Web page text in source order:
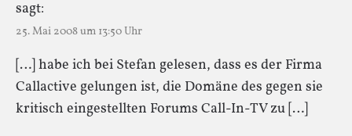
sagt:
25. Mai 2008 um 13:50 Uhr
[…] habe ich bei Stefan gelesen, dass es der Firma
Callactive gelungen ist, die Domäne des gegen sie
kritisch eingestellten Forums Call-In-TV zu […]